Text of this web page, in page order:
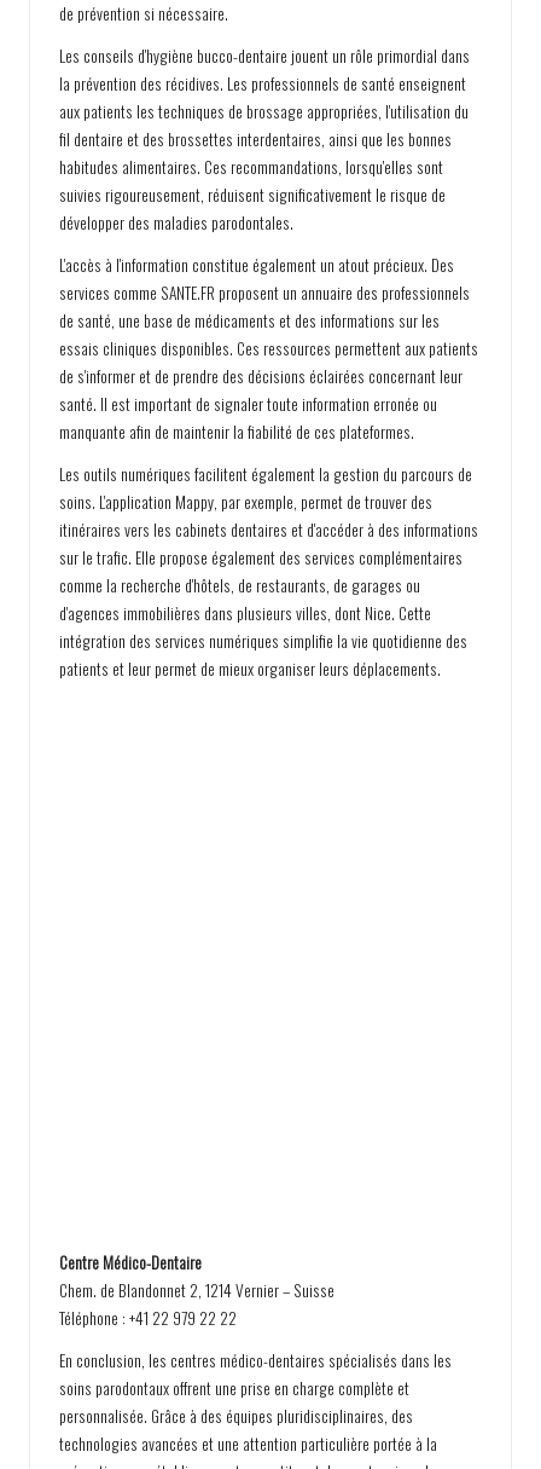
de prévention si nécessaire.
Les conseils d'hygiène bucco-dentaire jouent un rôle primordial dans
la prévention des récidives. Les professionnels de santé enseignent
aux patients les techniques de brossage appropriées, l'utilisation du
fil dentaire et des brossettes interdentaires, ainsi que les bonnes
habitudes alimentaires. Ces recommandations, lorsqu'elles sont
suivies rigoureusement, réduisent significativement le risque de
développer des maladies parodontales.
L'accès à l'information constitue également un atout précieux. Des
services comme SANTE.FR proposent un annuaire des professionnels
de santé, une base de médicaments et des informations sur les
essais cliniques disponibles. Ces ressources permettent aux patients
de s'informer et de prendre des décisions éclairées concernant leur
santé. Il est important de signaler toute information erronée ou
manquante afin de maintenir la fiabilité de ces plateformes.
Les outils numériques facilitent également la gestion du parcours de
soins. L'application Mappy, par exemple, permet de trouver des
itinéraires vers les cabinets dentaires et d'accéder à des informations
sur le trafic. Elle propose également des services complémentaires
comme la recherche d'hôtels, de restaurants, de garages ou
d'agences immobilières dans plusieurs villes, dont Nice. Cette
intégration des services numériques simplifie la vie quotidienne des
patients et leur permet de mieux organiser leurs déplacements.
Centre Médico-Dentaire
Chem. de Blandonnet 2, 1214 Vernier – Suisse
Téléphone : +41 22 979 22 22
En conclusion, les centres médico-dentaires spécialisés dans les
soins parodontaux offrent une prise en charge complète et
personnalisée. Grâce à des équipes pluridisciplinaires, des
technologies avancées et une attention particulière portée à la